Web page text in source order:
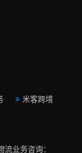
米客跨境
流业务咨询：